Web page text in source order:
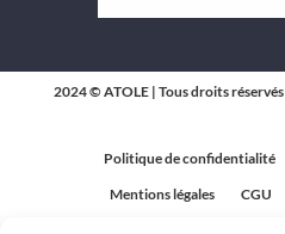
2024 © ATOLE | Tous droits réservés
Politique de confidentialité
Mentions légales
CGU